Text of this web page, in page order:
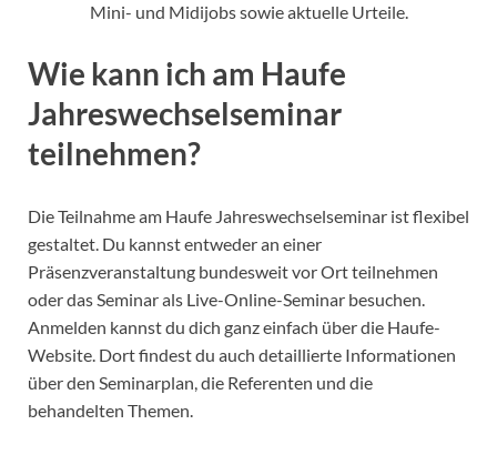
Mini- und Midijobs sowie aktuelle Urteile.
Wie kann ich am Haufe
Jahreswechselseminar
teilnehmen?
Die Teilnahme am Haufe Jahreswechselseminar ist flexibel
gestaltet. Du kannst entweder an einer
Präsenzveranstaltung bundesweit vor Ort teilnehmen
oder das Seminar als Live-Online-Seminar besuchen.
Anmelden kannst du dich ganz einfach über die Haufe-
Website. Dort findest du auch detaillierte Informationen
über den Seminarplan, die Referenten und die
behandelten Themen.